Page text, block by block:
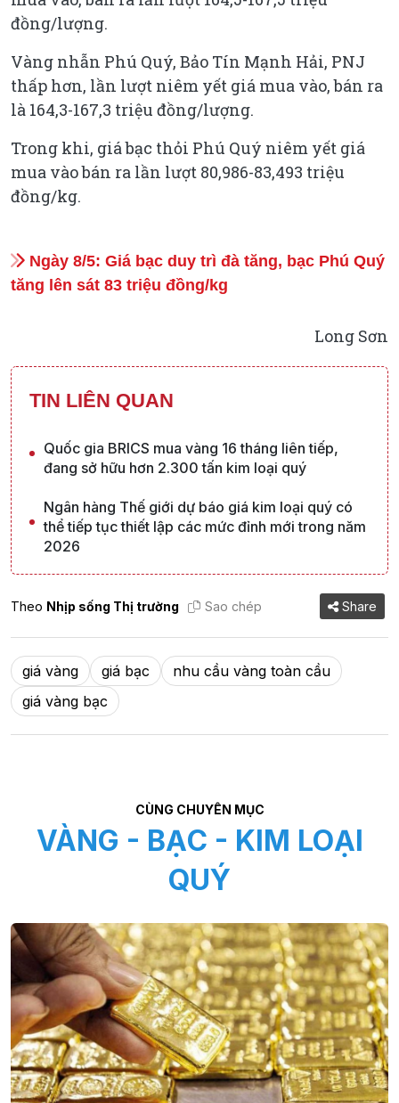
đồng/lượng.
Vàng nhẫn Phú Quý, Bảo Tín Mạnh Hải, PNJ
thấp hơn, lần lượt niêm yết giá mua vào, bán ra
là 164,3-167,3 triệu đồng/lượng.
Trong khi, giá bạc thỏi Phú Quý niêm yết giá
mua vào bán ra lần lượt 80,986-83,493 triệu
đồng/kg.
Ngày 8/5: Giá bạc duy trì đà tăng, bạc Phú Quý
tăng lên sát 83 triệu đồng/kg
Long Sơn
TIN LIÊN QUAN
Quốc gia BRICS mua vàng 16 tháng liên tiếp,
đang sở hữu hơn 2.300 tấn kim loại quý
Ngân hàng Thế giới dự báo giá kim loại quý có
thể tiếp tục thiết lập các mức đỉnh mới trong năm
2026
Theo Nhịp sống Thị trường Sao chép Share
giá vàng giá bạc
nhu cầu vàng toàn cầu
giá vàng bạc
CÙNG CHUYÊN MỤC
VÀNG - BẠC - KIM LOẠI
QUÝ